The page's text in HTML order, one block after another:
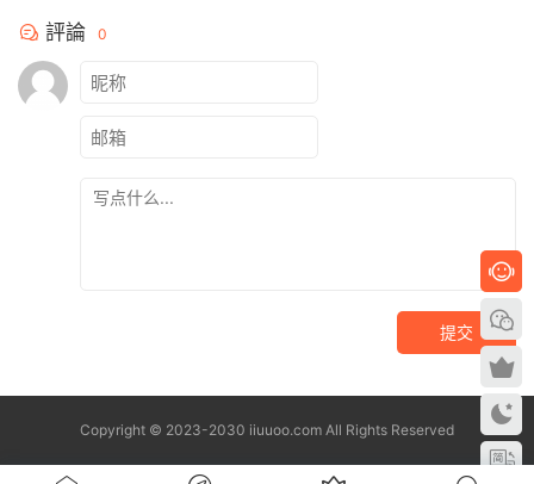
評論 0
提交
Copyright © 2023-2030 iiuuoo.com All Rights Reserved